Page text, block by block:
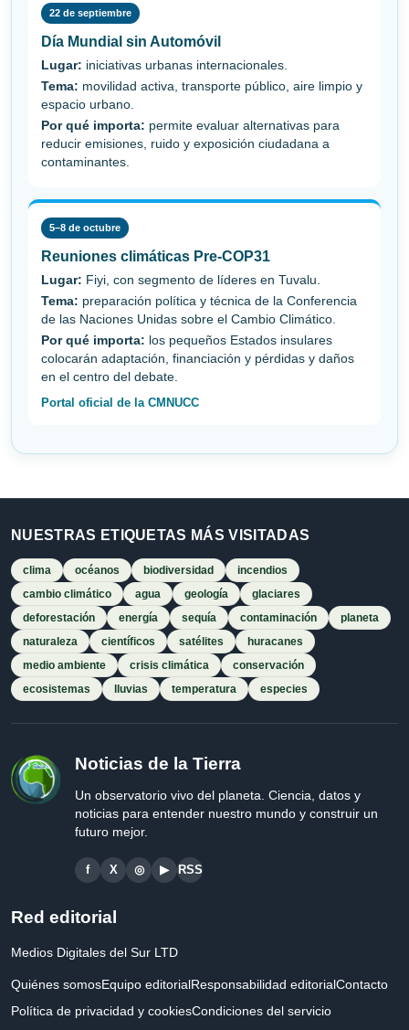
22 de septiembre
Día Mundial sin Automóvil
Lugar: iniciativas urbanas internacionales.
Tema: movilidad activa, transporte público, aire limpio y
espacio urbano.
Por qué importa: permite evaluar alternativas para
reducir emisiones, ruido y exposición ciudadana a
contaminantes.
5–8 de octubre
Reuniones climáticas Pre-COP31
Lugar: Fiyi, con segmento de líderes en Tuvalu.
Tema: preparación política y técnica de la Conferencia
de las Naciones Unidas sobre el Cambio Climático.
Por qué importa: los pequeños Estados insulares
colocarán adaptación, financiación y pérdidas y daños
en el centro del debate.
Portal oficial de la CMNUCC
NUESTRAS ETIQUETAS MÁS VISITADAS
clima océanos biodiversidad
incendios
cambio climático
agua geología
glaciares
deforestación
energía sequía contaminación
planeta
naturaleza
científicos satélites
huracanes
medio ambiente
crisis climática
conservación
ecosistemas
lluvias temperatura especies
Noticias de la Tierra
Un observatorio vivo del planeta. Ciencia, datos y
noticias para entender nuestro mundo y construir un
futuro mejor.
f X ◎ ▶ RSS
Red editorial
Medios Digitales del Sur LTD
Quiénes somosEquipo editorialResponsabilidad editorialContacto
Política de privacidad y cookiesCondiciones del servicio